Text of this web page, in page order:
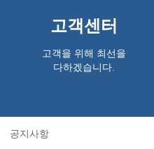
고객센터
고객을 위해 최선을
다하겠습니다.
공지사항